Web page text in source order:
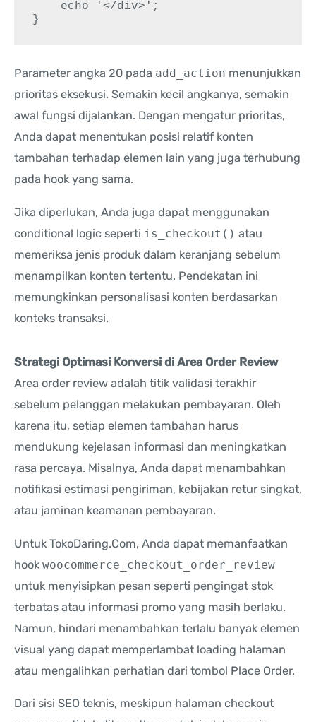
Parameter angka 20 pada add_action menunjukkan
prioritas eksekusi. Semakin kecil angkanya, semakin
awal fungsi dijalankan. Dengan mengatur prioritas,
Anda dapat menentukan posisi relatif konten
tambahan terhadap elemen lain yang juga terhubung
pada hook yang sama.
Jika diperlukan, Anda juga dapat menggunakan
conditional logic seperti is_checkout() atau
memeriksa jenis produk dalam keranjang sebelum
menampilkan konten tertentu. Pendekatan ini
memungkinkan personalisasi konten berdasarkan
konteks transaksi.
Strategi Optimasi Konversi di Area Order Review
Area order review adalah titik validasi terakhir
sebelum pelanggan melakukan pembayaran. Oleh
karena itu, setiap elemen tambahan harus
mendukung kejelasan informasi dan meningkatkan
rasa percaya. Misalnya, Anda dapat menambahkan
notifikasi estimasi pengiriman, kebijakan retur singkat,
atau jaminan keamanan pembayaran.
Untuk TokoDaring.Com, Anda dapat memanfaatkan
hook woocommerce_checkout_order_review
untuk menyisipkan pesan seperti pengingat stok
terbatas atau informasi promo yang masih berlaku.
Namun, hindari menambahkan terlalu banyak elemen
visual yang dapat memperlambat loading halaman
atau mengalihkan perhatian dari tombol Place Order.
Dari sisi SEO teknis, meskipun halaman checkout